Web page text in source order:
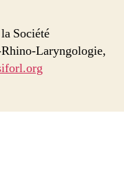
Société
Laryngologie,